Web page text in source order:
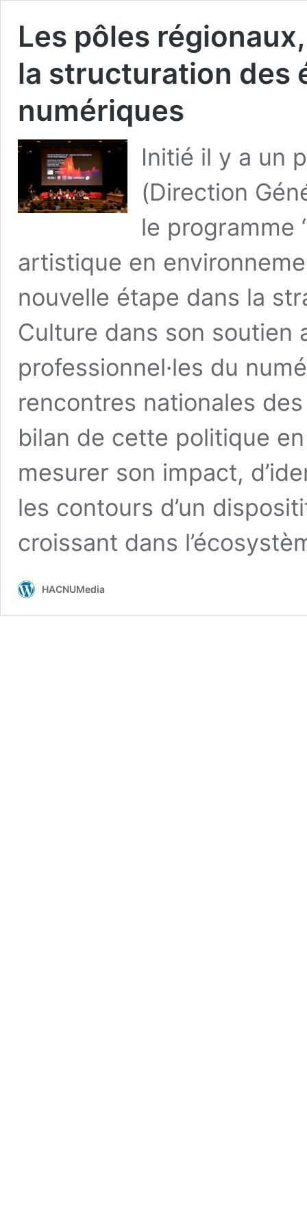
Les pôles
la structuration des
numériques
Initié il y a un
(Direction
le programme
artistique en
nouvelle étape dans la
Culture dans son soutien
professionnel·les du
rencontres nationales
bilan de cette politique
mesurer son impact,
les contours d’un
croissant dans
HACNUMedia